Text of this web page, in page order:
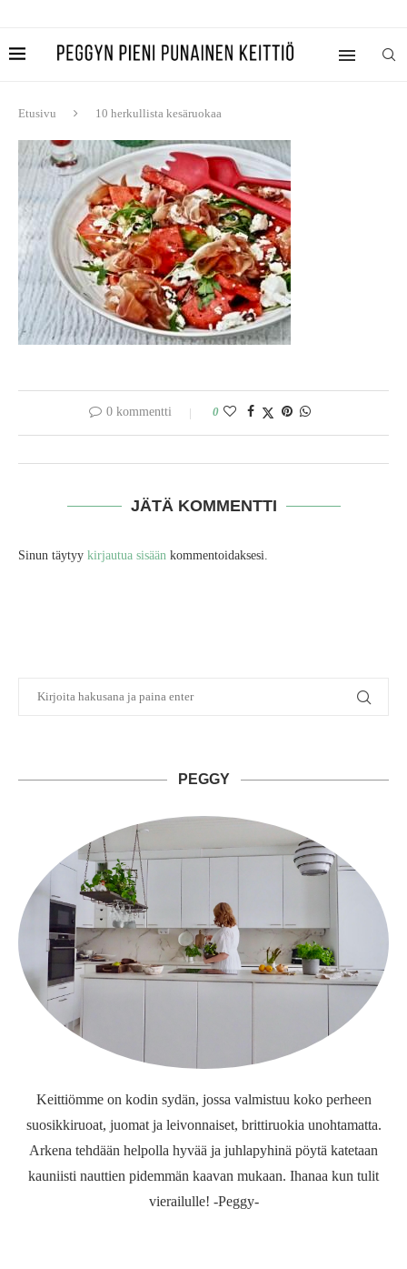
Etusivu 10 herkullista kesäruokaa
0 kommentti 0
JÄTÄ KOMMENTTI
Sinun täytyy kirjautua sisään kommentoidaksesi.
PEGGY
Keittiömme on kodin sydän, jossa valmistuu koko perheen
suosikkiruoat, juomat ja leivonnaiset, brittiruokia unohtamatta.
Arkena tehdään helpolla hyvää ja juhlapyhinä pöytä katetaan
kauniisti nauttien pidemmän kaavan mukaan. Ihanaa kun tulit
vierailulle! -Peggy-